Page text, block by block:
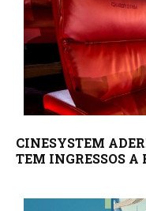
CINESYSTEM
TEM INGRESSOS A